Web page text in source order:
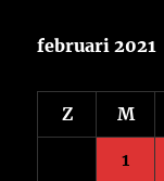
februari 2021
Z M
1